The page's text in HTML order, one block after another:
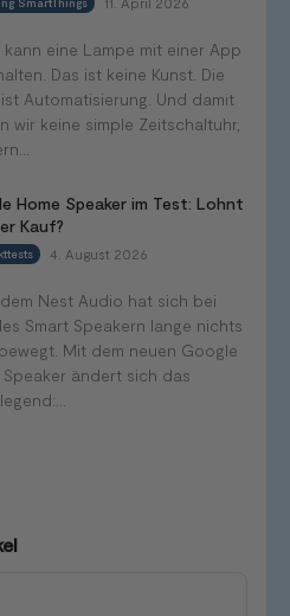
eine Lampe mit einer App
Das ist keine Kunst. Die
ist Automatisierung. Und damit
wir keine simple Zeitschaltuhr,
Home Speaker im Test: Lohnt
Kauf?
4. August 2026
Nest Audio hat sich bei
Smart Speakern lange nichts
Mit dem neuen Google
Speaker ändert sich das